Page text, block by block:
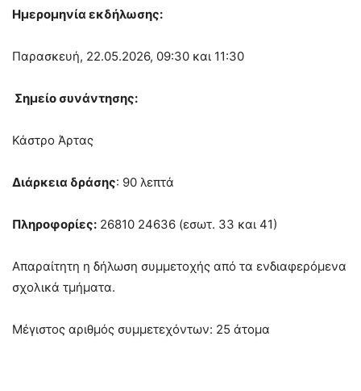
Ημερομηνία εκδήλωσης:
Παρασκευή, 22.05.2026, 09:30 και 11:30
Σημείο συνάντησης:
Κάστρο Άρτας
Διάρκεια δράσης: 90 λεπτά
Πληροφορίες: 26810 24636 (εσωτ. 33 και 41)
Απαραίτητη η δήλωση συμμετοχής από τα ενδιαφερόμενα
σχολικά τμήματα.
Μέγιστος αριθμός συμμετεχόντων: 25 άτομα